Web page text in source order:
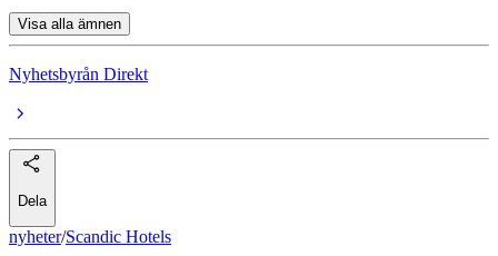
Visa alla ämnen
Nyhetsbyrån Direkt
Dela
nyheter/Scandic Hotels